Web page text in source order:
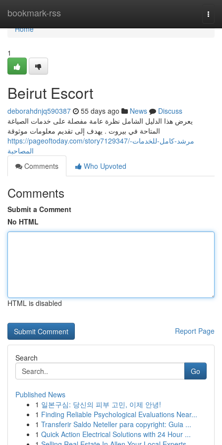
bookmark-rss
Home
Home
1
Beirut Escort
deborahdnjq590387 55 days ago News
Discuss
يعرض هذا الدليل الشامل نظرة عامة مفصلة على خدمات الصياغة
المتاحة في بيروت . يهدف إلى تقديم معلومات موثوقة
https://pageoftoday.com/story7129347/مرشد-كامل-للخدمات-
المصاحبة
Comments
Who Upvoted
Comments
Submit a Comment
No HTML
HTML is disabled
Report Page
Search
Go
Published News
1 일본구심: 당신의 피부 고민, 이제 안녕!
1 Finding Reliable Psychological Evaluations Near...
1 Transferir Saldo Neteller para copyright: Guia ...
1 Quick Action Electrical Solutions with 24 Hour ...